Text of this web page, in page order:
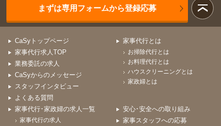
まずは専用フォームから登録応募
CaSyトップページ
家事代行求人TOP
業務委託の求人
CaSyからのメッセージ
スタッフインタビュー
よくある質問
家事代行とは
お掃除代行とは
お料理代行とは
ハウスクリーニングとは
家政婦とは
家事代行･家政婦の求人一覧
家事代行の求人
安心･安全への取り組み
家事スタッフへの応募